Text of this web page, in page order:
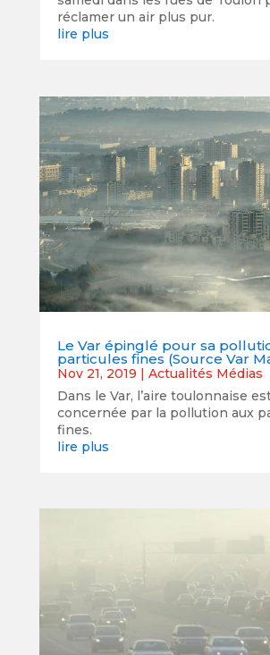
réclamer un air plus pur.
lire plus
Le Var épinglé pour sa
particules fines (Source Var
Nov 21, 2019 | Actualités Médias
Dans le Var, l’aire toulonnaise
concernée par la pollution aux
fines.
lire plus